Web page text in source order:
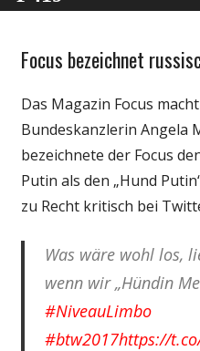
Medien
Focus bezeichnet
Das Magazin Focus
Bundeskanzlerin Angela
bezeichnete der Focus
Putin als den „Hund
zu Recht kritisch bei
Was wäre wohl los,
wenn wir „Hündin
#NiveauLimbo
#btw2017https://